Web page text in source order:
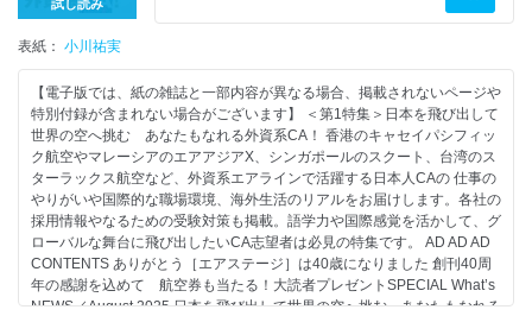
85 外資系CA Tokoのチャットルーム
86 CA&グランドスタッフ 筆記試験講座（国語／英語／社会／理数）
31 ANA合格！ 松尾美空さん
就活はひとりで対策せず
より多くの人の力を借りるのがおすすめ
32 年々前倒しされている！
CA&グランドスタッフ就活スケジュール
34 今日からさっそく始めよう
合格に近づく就活コンテンツ
2 ANA 2026年度入社内定式開催
未来をつなぐ翼、ここから飛び立つ
35 11月24日（月・祝）に開催決定！
インターナショナルジュニアカレッジ2025開講
34 What’s NEWS
イ先
56 フライト、ステイ、スタンバイ…気になる勤務スケジュールのすべ
て
58 読者モデルが行く会社訪問 スカイマーク編
63 ご案内 エアステージ・エアラインスクール
64 ちーくまin the sky間違い探し
65 読者プレゼント
66 グランドスタッフ入門
70 CAになるための教科書
72 アジア・オセアニアの若者が日本で学ぶ JALスカラシップ
73 日本のエアライン機種カタログ
いる“第一印象”を完璧に! CA＆グランドスタッフに合格するためのヘア
メイク 読者モデルが体験!ANA＆JALの施設見学+誌上OG訪問 就活の第
一歩はここから始めよう! 実際の訓練施設を見学できる「ANA Blue Base
Tour」 目の前の本物の飛行機にモチベーションが上がる「JAL SKY
MUSEUM?JAL工場見学?」 就活初心者さんはここからスタート! ゼロか
ら始めるエアライン研究入門 持っておくと自己アピールに使える! CA合
格に一歩近づくためにとっておきたい資格 ［新連載］あこがれの現場を
実際に見にいこう! 読者モデルが行く会社訪問 AIRDO(エア・ドゥ)編
（ご案内）一人ひとりに寄り添う、アットホームなそらの学校「エアステ
ージ・エアラインスクール」 読者プレゼント ちーくまin the sky 間違い探
し グランドスタッフ入門／航空券の読み方 CAになるための教科書 ［新
連載］空の現場で働こう!注目求人PICK UP Readers’ With(読者のお便り
ページ).／よりぬきNOKOの笑う受験者 AD 外資系CA Tokoのチャットル
ーム CA＆グランドスタッフ 筆記試験講座／国語／英語／社会／理数 バ
試し読み
表紙： 小川祐実
【電子版では、紙の雑誌と一部内容が異なる場合、掲載されないページや
特別付録が含まれない場合がございます】 ＜第1特集＞日本を飛び出して
世界の空へ挑む あなたもなれる外資系CA！ 香港のキャセイパシフィッ
ク航空やマレーシアのエアアジアX、シンガポールのスクート、台湾のス
ターラックス航空など、外資系エアラインで活躍する日本人CAの 仕事の
やりがいや国際的な職場環境、海外生活のリアルをお届けします。各社の
採用情報やなるための受験対策も掲載。語学力や国際感覚を活かして、グ
ローバルな舞台に飛び出したいCA志望者は必見の特集です。 AD AD AD
CONTENTS ありがとう［エアステージ］は40歳になりました 創刊40周
年の感謝を込めて 航空券も当たる！大読者プレゼントSPECIAL What’s
NEWS／August 2025 日本を飛び出して世界の空へ挑む あなたもなれる